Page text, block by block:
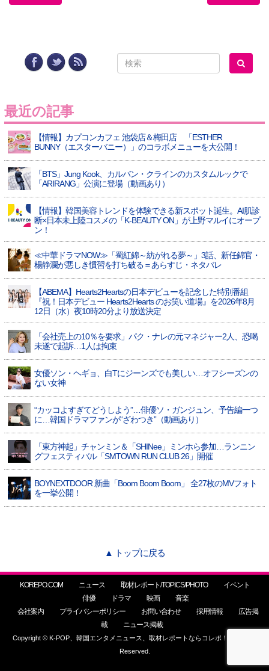
最近の記事
【情報】カプコンカフェ 池袋店＆梅田店 「ESTHER
BUNNY（エスターバニー）」のコラボメニューを大公開！
「BTS」Jung Kook、カルバン・クラインのカスタムルックで
「ARIRANG」公演に登場（動画あり）
【情報】韓国美容トレンドを体験できる新スポット誕生。AI肌診
断×日本未上陸コスメの「K-BEAUTY ON」が上野マルイにオープ
ン！
≪中華ドラマNOW≫「蜀紅錦～紡がれる夢～」3話、新任錦官・
楊静瀾が悪しき慣習を打ち破る＝あらすじ・ネタバレ
【ABEMA】Hearts2Heartsの日本デビューを記念した特別番組
『祝！日本デビュー Hearts2Hearts のお笑い道場』を2026年8月
12日（水）夜10時20分より放送決定
「会社売上の10％を要求」パク・ナレの元マネジャー2人、恐喝
未遂で起訴…1人は拘束
女優ソン・ヘギョ、白Tにジーンズでも美しい…オフシーズンの
ない女神
“カッコよすぎてどうしよう”…俳優ソ・ガンジュン、予告編一つ
に…韓国ドラマファンが“ざわつき”（動画あり）
「東方神起」チャンミン＆「SHINee」ミンホら参加…ランニン
グフェスティバル「SMTOWN RUN CLUB 26」開催
BOYNEXTDOOR 新曲「Boom Boom Boom」 全27枚のMVフォト
を一挙公開！
▲ トップに戻る
KOREPO.COM ニュース 取材レポート/TOPICS/PHOTO
イベント
俳優
ドラマ 映画
音楽
会社案内
プライバシーポリシー お問い合わせ 採用情報
広告掲
載
ニュース掲載
Copyright © K-POP、韓国エンタメニュース、取材レポートならコレポ！ All Rights
Reserved.